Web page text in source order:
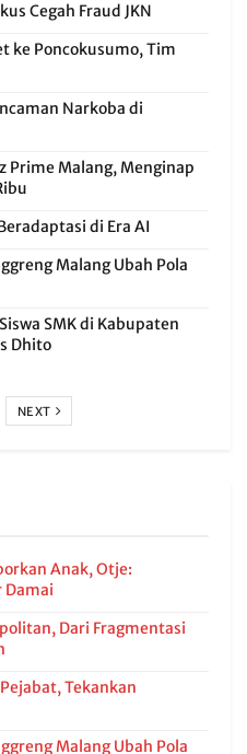
Cegah Fraud JKN
ke Poncokusumo, Tim
Narkoba di
Prime Malang, Menginap
di Era AI
Malang Ubah Pola
SMK di Kabupaten
Dhito
NEXT
Anak, Otje:
Damai
Dari Fragmentasi
Tekankan
Malang Ubah Pola